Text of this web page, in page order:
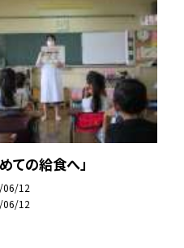
ての給食へ」
06/12
06/12